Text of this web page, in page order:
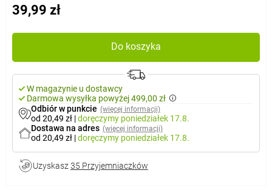
39,99 zł
Do koszyka
W magazynie u dostawcy
Darmowa wysyłka powyżej 499,00 zł
Odbiór w punkcie (więcej informacji)
od 20,49 zł |doręczymy poniedziałek 17.8.
Dostawa na adres (więcej informacji)
od 20,49 zł |doręczymy poniedziałek 17.8.
Uzyskasz 35 Przyjemniaczków